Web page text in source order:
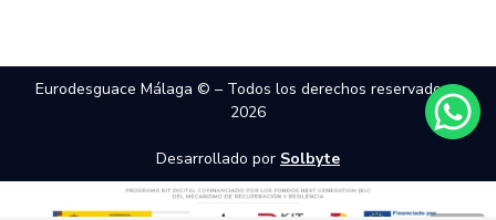
Eurodesguace Málaga © – Todos los derechos reservados –
2026
Desarrollado por Solbyte